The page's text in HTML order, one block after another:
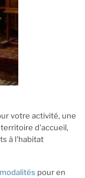
votre activité, une
d'accueil,
à l'habitat
modalités pour en